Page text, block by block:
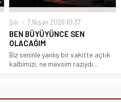
Şiir 7 Nisan 2026 10:37
BEN BÜYÜYÜNCE SEN
OLACAĞIM
Biz seninle yanlış bir vakitte açtık
kalbimizi, ne mevsim razıydı...